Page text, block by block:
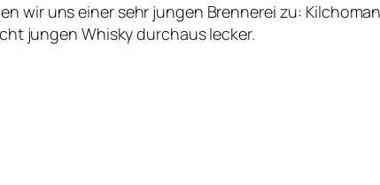
wir uns einer sehr jungen Brennerei zu:
jungen Whisky durchaus lecker.